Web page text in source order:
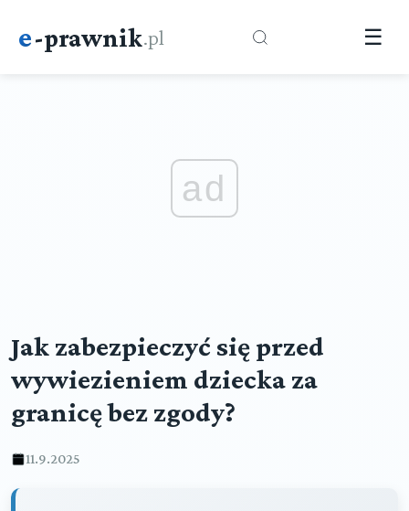
e-prawnik.pl ☰
ad
Jak zabezpieczyć się przed
wywiezieniem dziecka za
granicę bez zgody?
11.9.2025